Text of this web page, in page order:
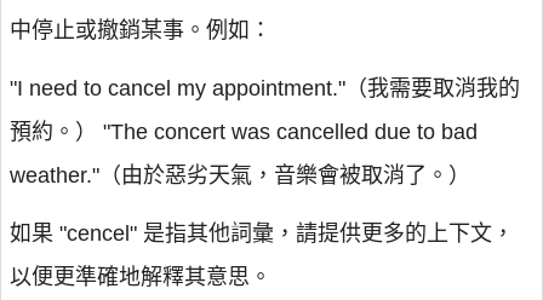
中停止或撤銷某事。例如：
"I need to cancel my appointment."（我需要取消我的
預約。） "The concert was cancelled due to bad
weather."（由於惡劣天氣，音樂會被取消了。）
如果 "cencel" 是指其他詞彙，請提供更多的上下文，
以便更準確地解釋其意思。